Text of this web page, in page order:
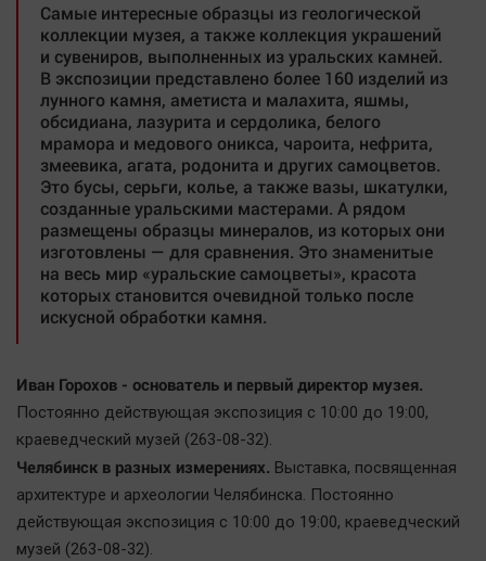
Самые интересные образцы из геологической
коллекции музея, а также коллекция украшений
и сувениров, выполненных из уральских камней.
В экспозиции представлено более 160 изделий из
лунного камня, аметиста и малахита, яшмы,
обсидиана, лазурита и сердолика, белого
мрамора и медового оникса, чароита, нефрита,
змеевика, агата, родонита и других самоцветов.
Это бусы, серьги, колье, а также вазы, шкатулки,
созданные уральскими мастерами. А рядом
размещены образцы минералов, из которых они
изготовлены — для сравнения. Это знаменитые
на весь мир «уральские самоцветы», красота
которых становится очевидной только после
искусной обработки камня.
Иван Горохов - основатель и первый директор музея.
Постоянно действующая экспозиция с 10:00 до 19:00,
краеведческий музей (263-08-32).
Челябинск в разных измерениях. Выставка, посвященная
архитектуре и археологии Челябинска. Постоянно
действующая экспозиция с 10:00 до 19:00, краеведческий
музей (263-08-32).